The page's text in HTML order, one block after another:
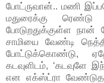
போட்ருவான்.. மணி
மதுரைக்கு ரெண்டு
போடுறதுக்குள்ள நான்
சாமியை வேண்டி
போட்டுக்கொண்டு,
கடவுளிடம், ‘கடவுளே
என எக்ஸ்ட்ரா